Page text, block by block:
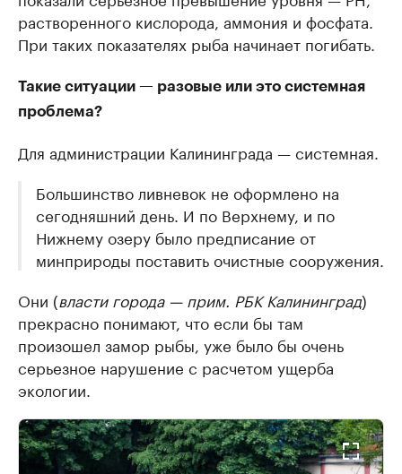
растворенного кислорода, аммония и фосфата.
При таких показателях рыба начинает погибать.
Такие ситуации — разовые или это системная
проблема?
Для администрации Калининграда — системная.
Большинство ливневок не оформлено на
сегодняшний день. И по Верхнему, и по
Нижнему озеру было предписание от
минприроды поставить очистные сооружения.
Они (власти города — прим. РБК Калининград)
прекрасно понимают, что если бы там
произошел замор рыбы, уже было бы очень
серьезное нарушение с расчетом ущерба
экологии.